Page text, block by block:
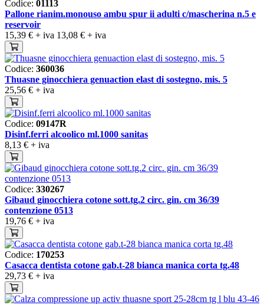
Codice: 01113
Pallone rianim.monouso ambu spur ii adulti c/mascherina n.5 e
reservoir
15,39 € + iva 13,08 € + iva
Codice: 360036
Thuasne ginocchiera genuaction elast di sostegno, mis. 5
25,56 € + iva
Codice: 09147R
Disinf.ferri alcoolico ml.1000 sanitas
8,13 € + iva
Codice: 330267
Gibaud ginocchiera cotone sott.tg.2 circ. gin. cm 36/39
contenzione 0513
19,76 € + iva
Codice: 170253
Casacca dentista cotone gab.t-28 bianca manica corta tg.48
29,73 € + iva